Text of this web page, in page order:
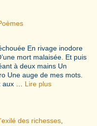
En rivage inodore
mort malaisée. Et puis
à deux mains Un
Une auge de mes mots.
aux … Lire plus
des richesses